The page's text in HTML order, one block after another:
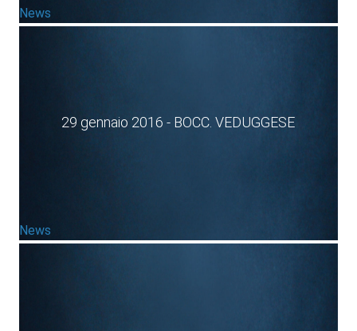
News
29 gennaio 2016 - BOCC. VEDUGGESE
News